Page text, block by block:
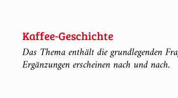
Kaffee-Geschichte
Das Thema enthält die grundlegenden
Ergänzungen erscheinen nach und nach.